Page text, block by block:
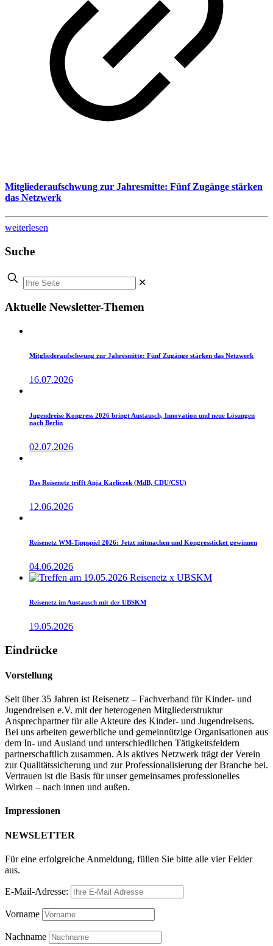
Mitgliederaufschwung zur Jahresmitte: Fünf Zugänge stärken
das Netzwerk
weiterlesen
Suche
✕
Aktuelle Newsletter-Themen
Mitgliederaufschwung zur Jahresmitte: Fünf Zugänge stärken das Netzwerk
16.07.2026
Jugendreise Kongress 2026 bringt Austausch, Innovation und neue Lösungen
nach Berlin
02.07.2026
Das Reisenetz trifft Anja Karliczek (MdB, CDU/CSU)
12.06.2026
Reisenetz WM-Tippspiel 2026: Jetzt mitmachen und Kongressticket gewinnen
04.06.2026
Reisenetz im Austausch mit der UBSKM
19.05.2026
Eindrücke
Vorstellung
Seit über 35 Jahren ist Reisenetz – Fachverband für Kinder- und
Jugendreisen e.V. mit der heterogenen Mitgliederstruktur
Ansprechpartner für alle Akteure des Kinder- und Jugendreisens.
Bei uns arbeiten gewerbliche und gemeinnützige Organisationen aus
dem In- und Ausland und unterschiedlichen Tätigkeitsfeldern
partnerschaftlich zusammen. Als aktives Netzwerk trägt der Verein
zur Qualitätssicherung und zur Professionalisierung der Branche bei.
Vertrauen ist die Basis für unser gemeinsames professionelles
Wirken – nach innen und außen.
Impressionen
NEWSLETTER
Für eine erfolgreiche Anmeldung, füllen Sie bitte alle vier Felder
aus.
E-Mail-Adresse:
Vorname
Nachname